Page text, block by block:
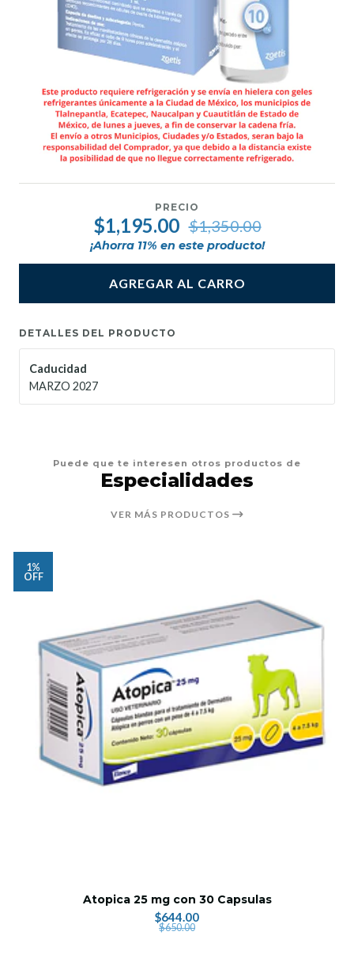
PRECIO
$1,195.00 $1,350.00
¡Ahorra 11% en este producto!
AGREGAR AL CARRO
DETALLES DEL PRODUCTO
Caducidad
MARZO 2027
Puede que te interesen otros productos de
Especialidades
VER MÁS PRODUCTOS
1%
OFF
Atopica 25 mg con 30 Capsulas
$644.00
$650.00